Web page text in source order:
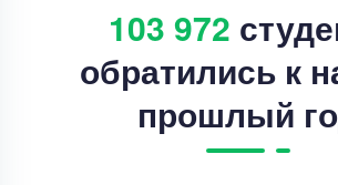
103 972
обратились к
прошлый